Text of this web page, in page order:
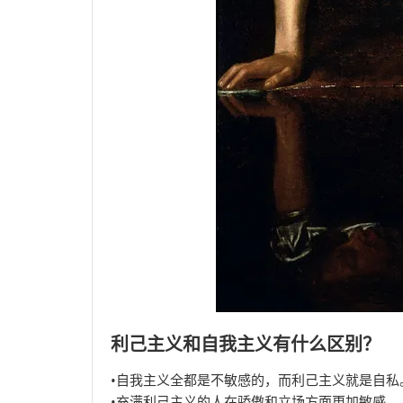
利己主义和自我主义有什么区别？
•自我主义全都是不敏感的，而利己主义就是自私